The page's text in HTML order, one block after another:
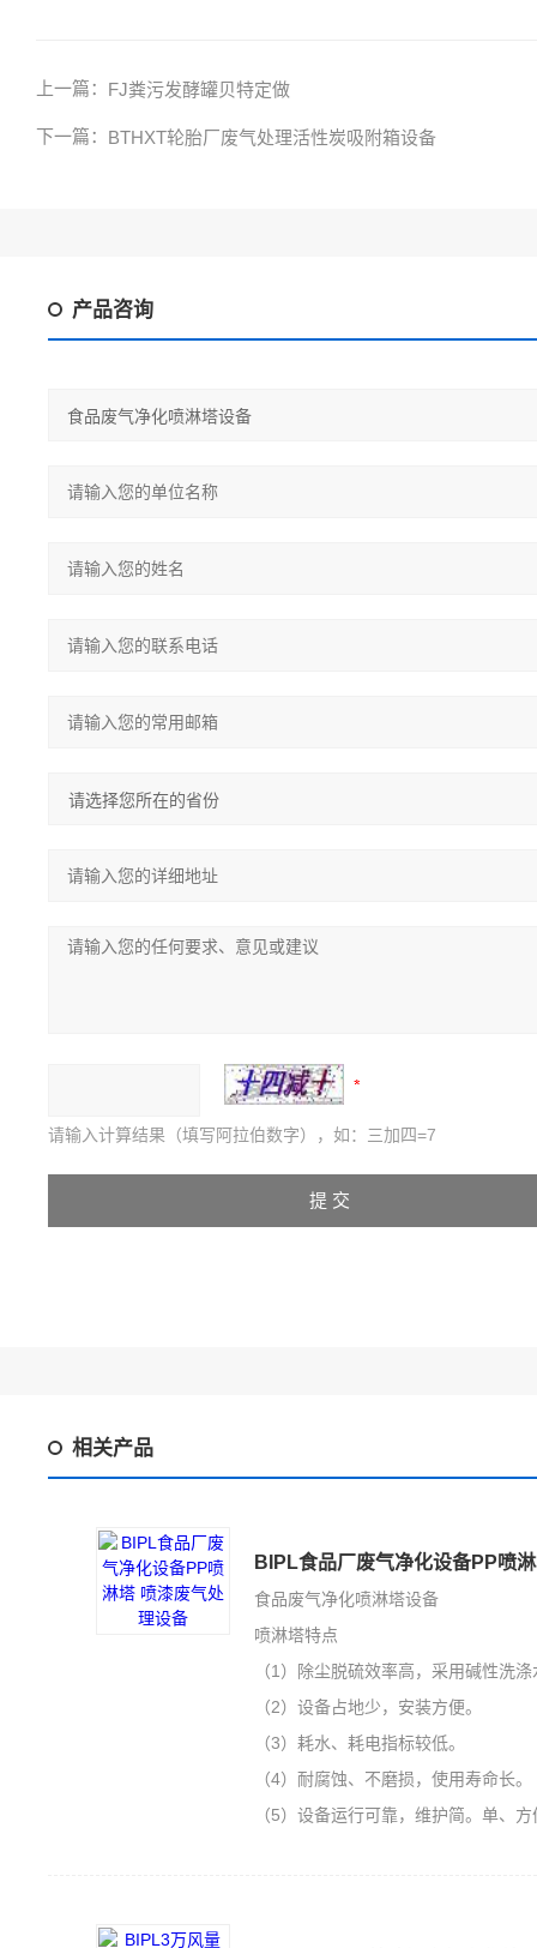
上一篇： FJ粪污发酵罐贝特定做
下一篇： BTHXT轮胎厂废气处理活性炭吸附箱设备
产品咨询
请输入计算结果（填写阿拉伯数字），如：三加四=7
相关产品
BIPL食品厂废气净化设备PP喷
食品废气净化喷淋塔设备
喷淋塔特点
（1）除尘脱硫效率高，采用碱性洗
（2）设备占地少，安装方便。
（3）耗水、耗电指标较低。
（4）耐腐蚀、不磨损，使用寿命长。
（5）设备运行可靠，维护简。单、方